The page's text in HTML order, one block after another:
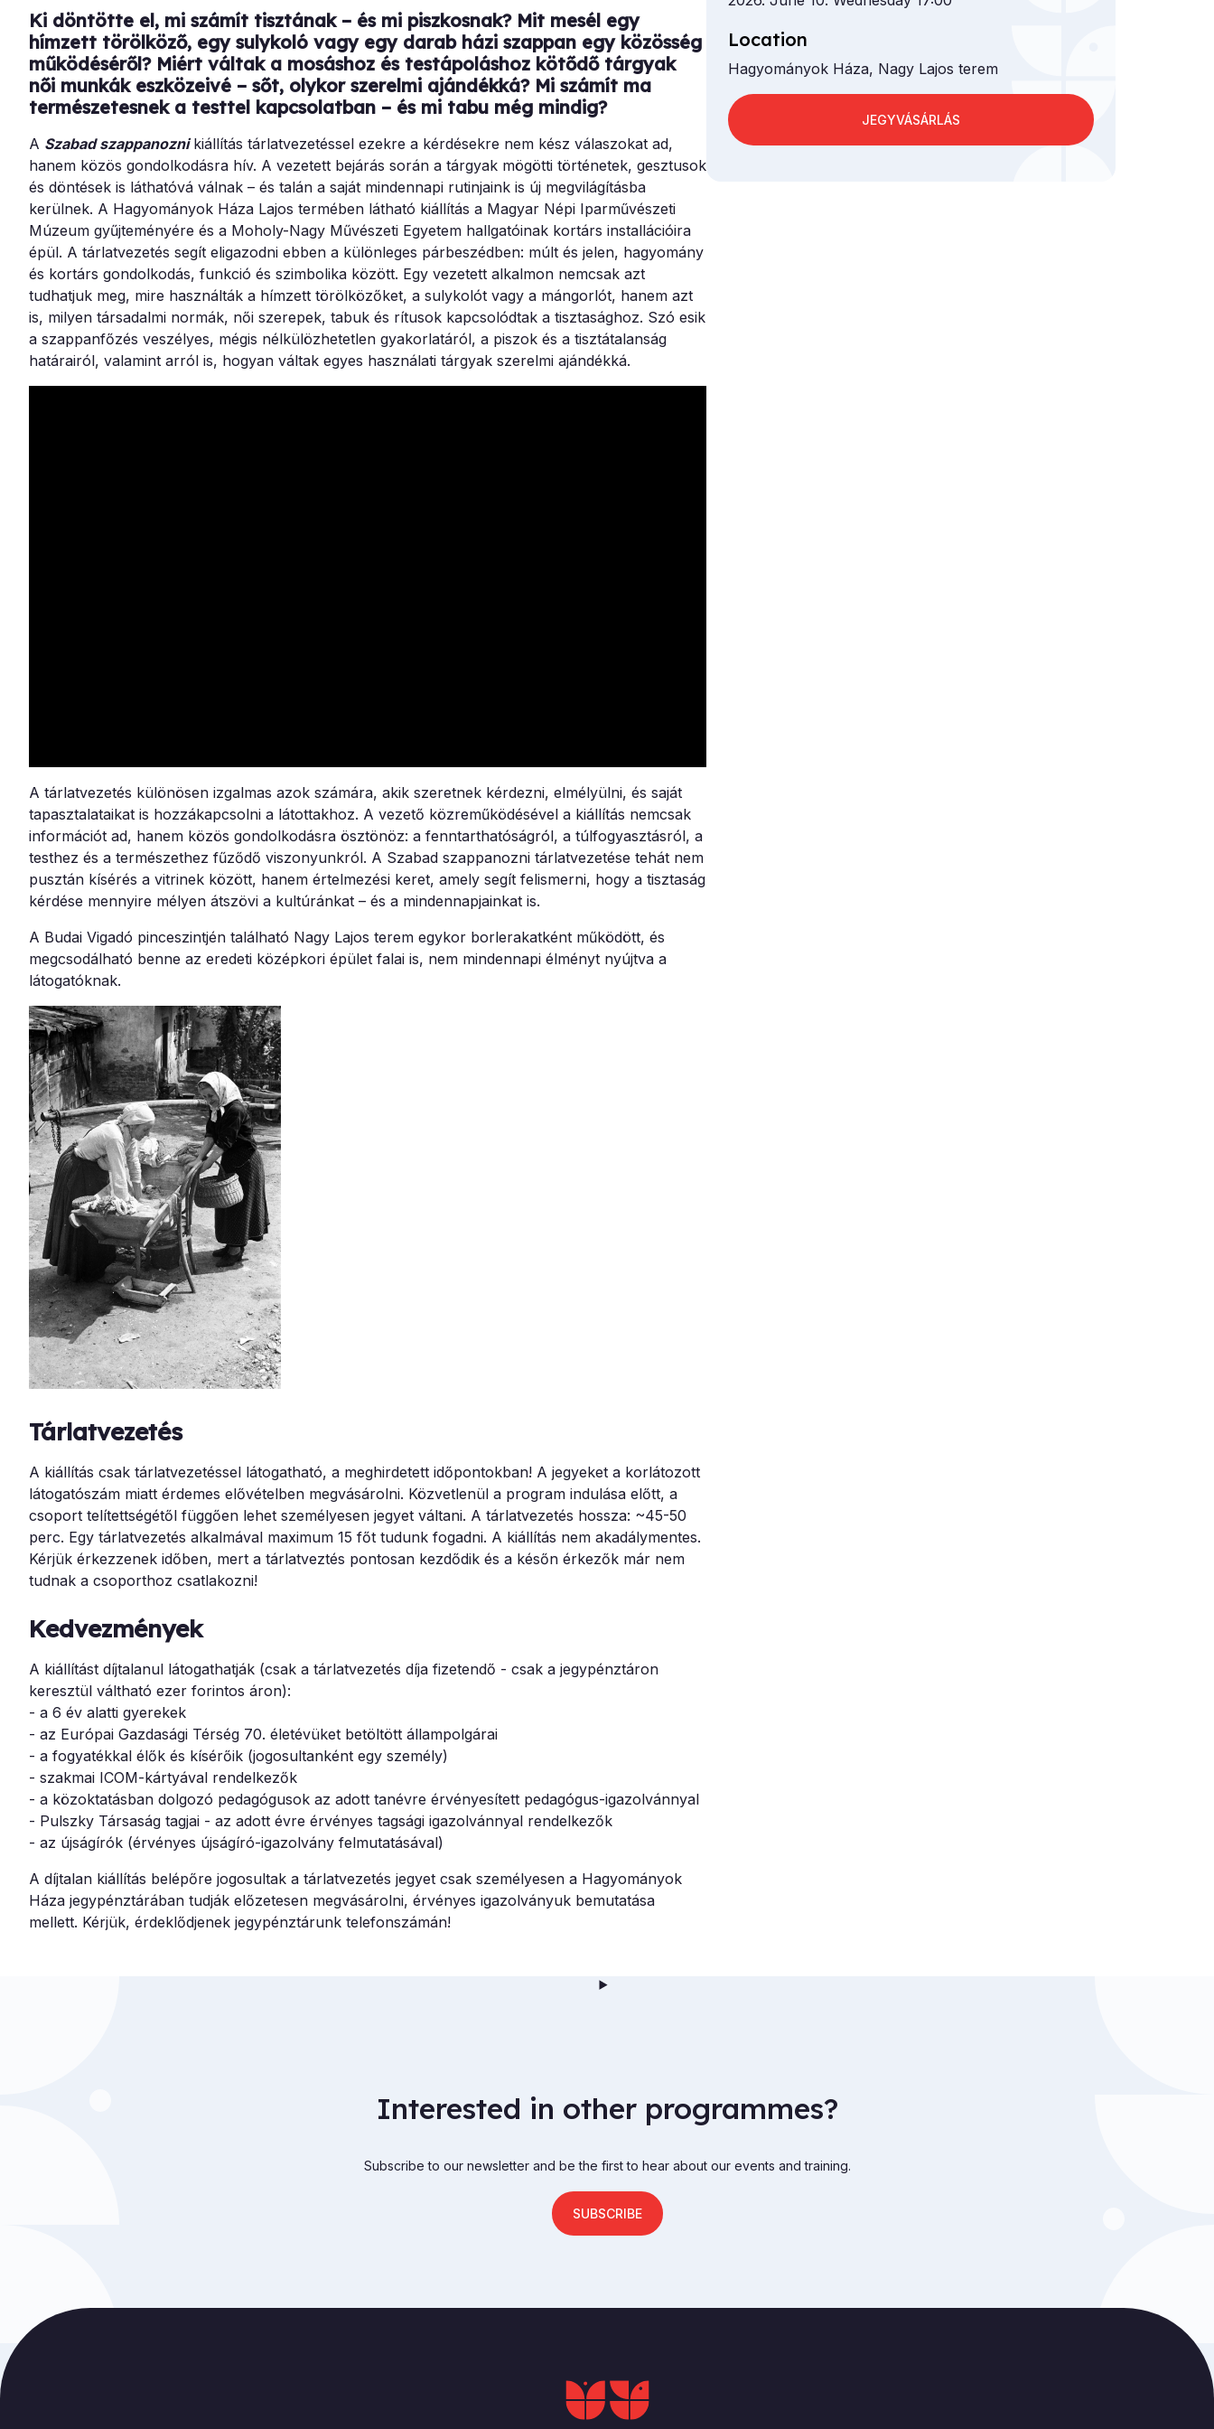
Ki döntötte el, mi számít tisztának – és mi piszkosnak? Mit mesél egy
hímzett törölköző, egy sulykoló vagy egy darab házi szappan egy közösség
működéséről? Miért váltak a mosáshoz és testápoláshoz kötődő tárgyak
női munkák eszközeivé – sőt, olykor szerelmi ajándékká? Mi számít ma
természetesnek a testtel kapcsolatban – és mi tabu még mindig?
A Szabad szappanoznikiállítás tárlatvezetéssel ezekre a kérdésekre nem kész válaszokat ad,
hanem közös gondolkodásra hív. A vezetett bejárás során a tárgyak mögötti történetek, gesztusok
és döntések is láthatóvá válnak – és talán a saját mindennapi rutinjaink is új megvilágításba
kerülnek. A Hagyományok Háza Lajos termében látható kiállítás a Magyar Népi Iparművészeti
Múzeum gyűjteményére és a Moholy-Nagy Művészeti Egyetem hallgatóinak kortárs installációira
épül. A tárlatvezetés segít eligazodni ebben a különleges párbeszédben: múlt és jelen, hagyomány
és kortárs gondolkodás, funkció és szimbolika között. Egy vezetett alkalmon nemcsak azt
tudhatjuk meg, mire használták a hímzett törölközőket, a sulykolót vagy a mángorlót, hanem azt
is, milyen társadalmi normák, női szerepek, tabuk és rítusok kapcsolódtak a tisztasághoz. Szó esik
a szappanfőzés veszélyes, mégis nélkülözhetetlen gyakorlatáról, a piszok és a tisztátalanság
határairól, valamint arról is, hogyan váltak egyes használati tárgyak szerelmi ajándékká.
A tárlatvezetés különösen izgalmas azok számára, akik szeretnek kérdezni, elmélyülni, és saját
tapasztalataikat is hozzákapcsolni a látottakhoz. A vezető közreműködésével a kiállítás nemcsak
információt ad, hanem közös gondolkodásra ösztönöz: a fenntarthatóságról, a túlfogyasztásról, a
testhez és a természethez fűződő viszonyunkról. A Szabad szappanozni tárlatvezetése tehát nem
pusztán kísérés a vitrinek között, hanem értelmezési keret, amely segít felismerni, hogy a tisztaság
kérdése mennyire mélyen átszövi a kultúránkat – és a mindennapjainkat is.
A Budai Vigadó pinceszintjén található Nagy Lajos terem egykor borlerakatként működött, és
megcsodálható benne az eredeti középkori épület falai is, nem mindennapi élményt nyújtva a
látogatóknak.
Tárlatvezetés
A kiállítás csak tárlatvezetéssel látogatható, a meghirdetett időpontokban! A jegyeket a korlátozott
látogatószám miatt érdemes elővételben megvásárolni. Közvetlenül a program indulása előtt, a
csoport telítettségétől függően lehet személyesen jegyet váltani. A tárlatvezetés hossza: ~45-50
perc. Egy tárlatvezetés alkalmával maximum 15 főt tudunk fogadni. A kiállítás nem akadálymentes.
Kérjük érkezzenek időben, mert a tárlatveztés pontosan kezdődik és a későn érkezők már nem
tudnak a csoporthoz csatlakozni!
Kedvezmények
A kiállítást díjtalanul látogathatják (csak a tárlatvezetés díja fizetendő - csak a jegypénztáron
keresztül váltható ezer forintos áron):
- a 6 év alatti gyerekek
- az Európai Gazdasági Térség 70. életévüket betöltött állampolgárai
- a fogyatékkal élők és kísérőik (jogosultanként egy személy)
- szakmai ICOM-kártyával rendelkezők
- a közoktatásban dolgozó pedagógusok az adott tanévre érvényesített pedagógus-igazolvánnyal
- Pulszky Társaság tagjai - az adott évre érvényes tagsági igazolvánnyal rendelkezők
- az újságírók (érvényes újságíró-igazolvány felmutatásával)
A díjtalan kiállítás belépőre jogosultak a tárlatvezetés jegyet csak személyesen a Hagyományok
Háza jegypénztárában tudják előzetesen megvásárolni, érvényes igazolványuk bemutatása
mellett. Kérjük, érdeklődjenek jegypénztárunk telefonszámán!
Location
Hagyományok Háza, Nagy Lajos terem
JEGYVÁSÁRLÁS
Interested in other programmes?
Subscribe to our newsletter and be the first to hear about our events and training.
SUBSCRIBE